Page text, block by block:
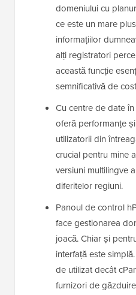
domeniului cu
ce este un mare
informațiilor
alți registratori
această funcție
semnificativă de
Cu centre de date
oferă performanțe
utilizatorii din
crucial pentru mine
versiuni multilingve
diferitelor regiuni.
Panoul de control
face gestionarea
joacă. Chiar și
interfață este
de utilizat decât
furnizori de